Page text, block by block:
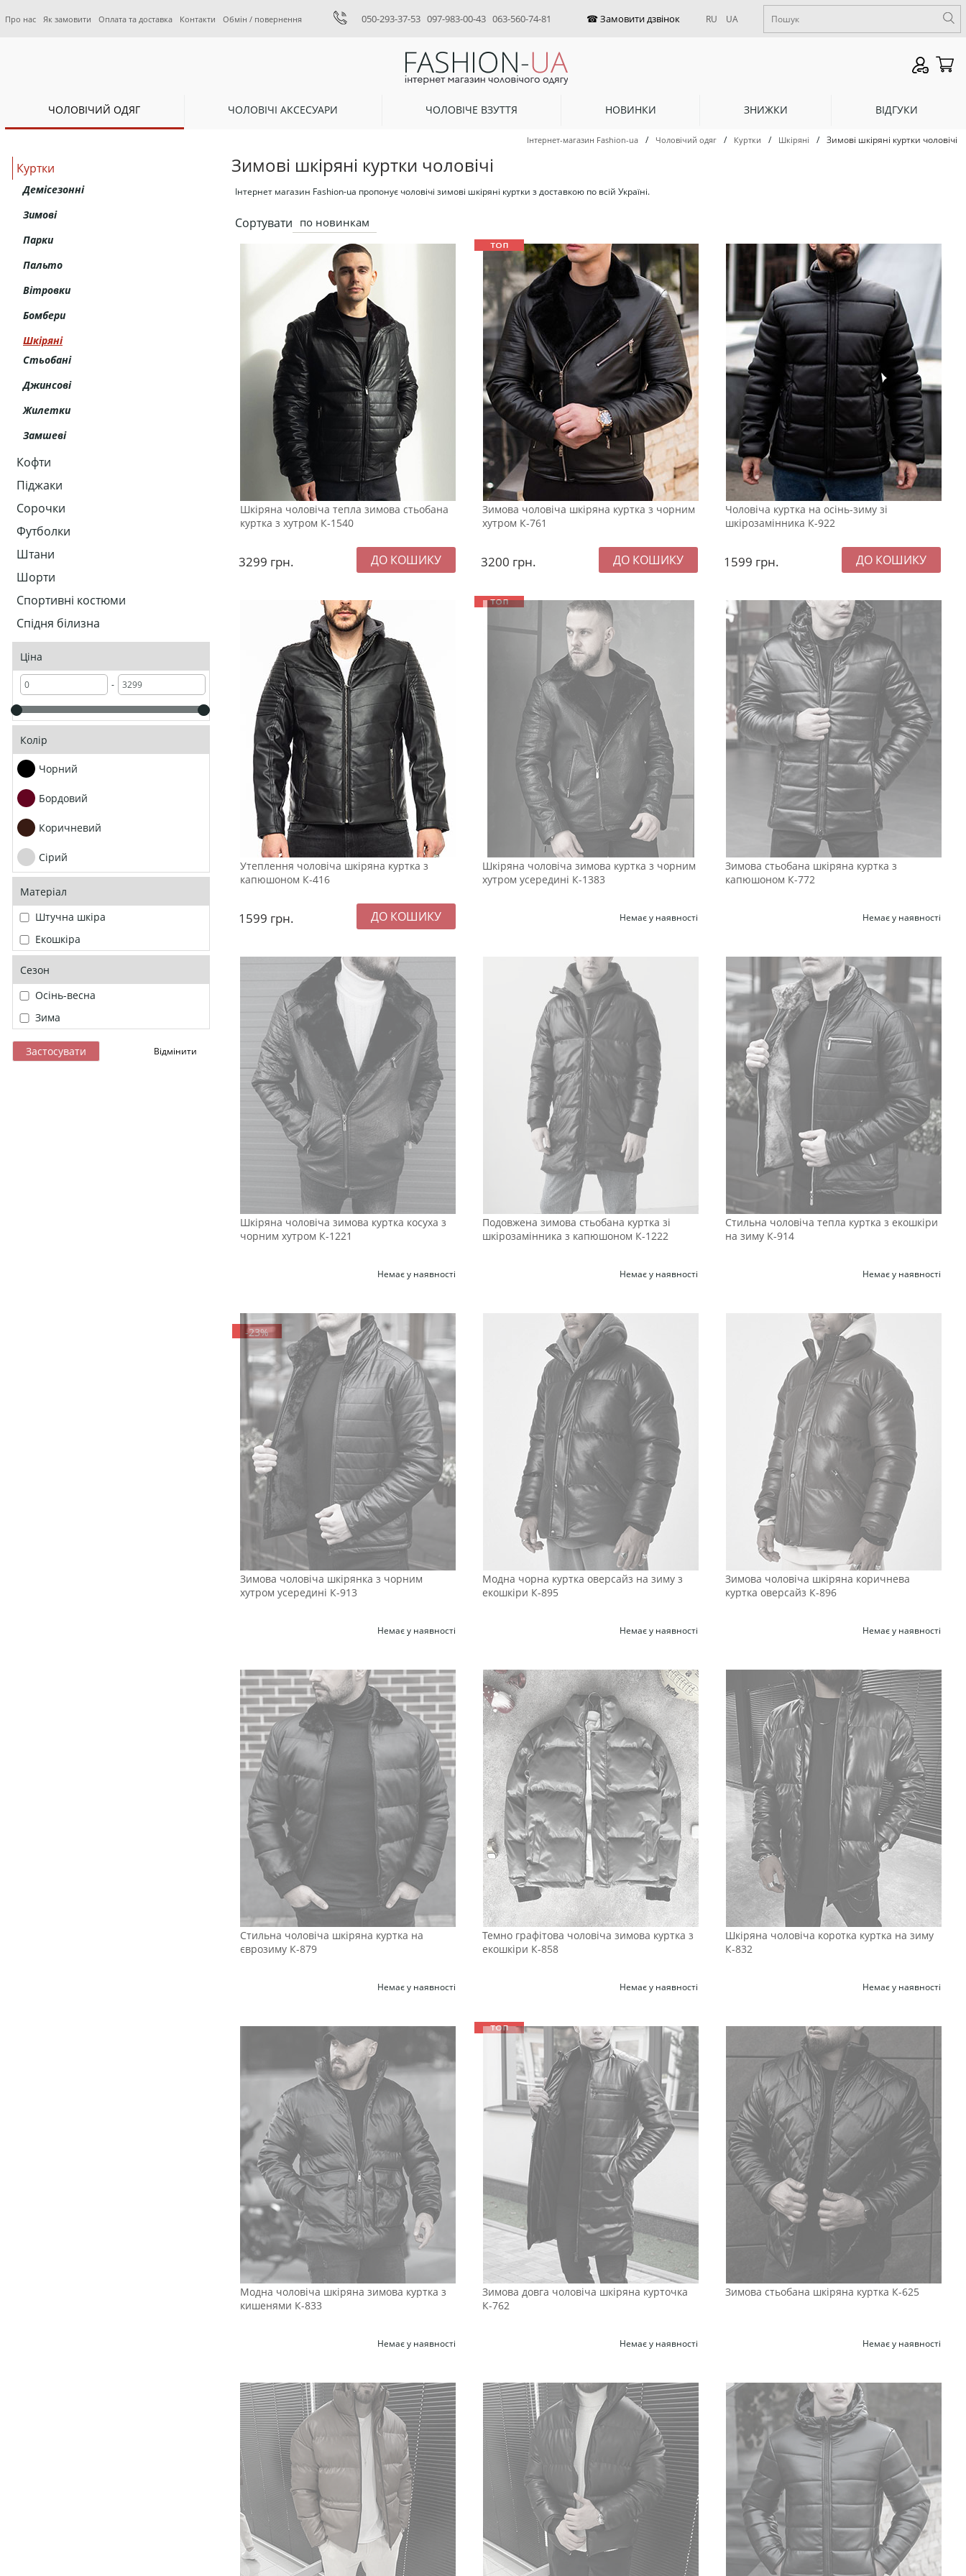
Про нас Як замовити Оплата та доставка Контакти Обмін / повернення 050-293-37-53 097-983-00-43 063-560-74-81 RU UA
ЧОЛОВІЧИЙ ОДЯГ ЧОЛОВІЧІ АКСЕСУАРИ ЧОЛОВІЧЕ ВЗУТТЯ НОВИНКИ ЗНИЖКИ ВІДГУКИ
Інтернет-магазин Fashion-ua / Чоловічий одяг / Куртки / Шкіряні / Зимові шкіряні куртки чоловічі
Куртки
Демісезонні
Зимові
Парки
Пальто
Вітровки
Бомбери
Шкіряні
Стьобані
Джинсові
Жилетки
Замшеві
Кофти
Піджаки
Сорочки
Футболки
Штани
Шорти
Спортивні костюми
Спідня білизна
Ціна
-
Колір
Чорний
Бордовий
Коричневий
Сірий
Матеріал
Штучна шкіра
Екошкіра
Сезон
Осінь-весна
Зима
Зимові шкіряні куртки чоловічі
Інтернет магазин Fashion-ua пропонує чоловічі зимові шкіряні куртки з доставкою по всій Україні.
Сортувати по новинкам
Шкіряна чоловіча тепла зимова стьобана
куртка з хутром К-1540
3299 грн.
Зимова чоловіча шкіряна куртка з чорним
хутром К-761
3200 грн.
Чоловіча куртка на осінь-зиму зі
шкірозамінника К-922
1599 грн.
Утеплення чоловіча шкіряна куртка з
капюшоном К-416
1599 грн.
Шкіряна чоловіча зимова куртка з чорним
хутром усередині К-1383
Немає у наявності
Зимова стьобана шкіряна куртка з
капюшоном К-772
Немає у наявності
Шкіряна чоловіча зимова куртка косуха з
чорним хутром К-1221
Немає у наявності
Подовжена зимова стьобана куртка зі
шкірозамінника з капюшоном К-1222
Немає у наявності
Стильна чоловіча тепла куртка з екошкіри
на зиму К-914
Немає у наявності
-23%
Зимова чоловіча шкірянка з чорним
хутром усередині К-913
Немає у наявності
Модна чорна куртка оверсайз на зиму з
екошкіри К-895
Немає у наявності
Зимова чоловіча шкіряна коричнева
куртка оверсайз К-896
Немає у наявності
Стильна чоловіча шкіряна куртка на
єврозиму К-879
Немає у наявності
Темно графітова чоловіча зимова куртка з
екошкіри К-858
Немає у наявності
Шкіряна чоловіча коротка куртка на зиму
К-832
Немає у наявності
Модна чоловіча шкіряна зимова куртка з
кишенями К-833
Немає у наявності
Зимова довга чоловіча шкіряна курточка
К-762
Немає у наявності
Зимова стьобана шкіряна куртка К-625
Немає у наявності